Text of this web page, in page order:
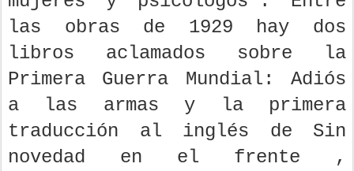
las obras de 1929 hay dos
libros aclamados sobre la
Primera Guerra Mundial: Adiós
a las armas y la primera
traducción al inglés de Sin
novedad en el frente ,